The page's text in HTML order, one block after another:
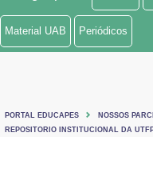
Ministério de Minas e Energia
Ministério do Turismo
Material UAB Periódicos
PORTAL EDUCAPES
NOSSOS
REPOSITORIO INSTITUCIONAL DA